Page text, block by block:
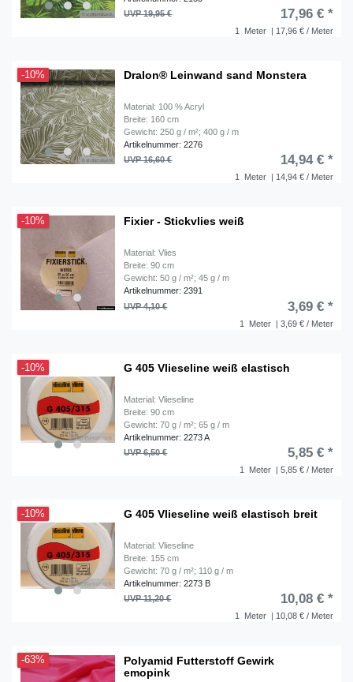
1 Meter | 17,96 € / Meter
UVP 19,95 € 17,96 € *
-10% Dralon® Leinwand sand Monstera
Material: 100 % Acryl
Breite: 160 cm
Gewicht: 250 g / m²; 400 g / m
Artikelnummer: 2276
1 Meter | 14,94 € / Meter
UVP 16,60 € 14,94 € *
-10% Fixier - Stickvlies weiß
Material: Vlies
Breite: 90 cm
Gewicht: 50 g / m²; 45 g / m
Artikelnummer: 2391
1 Meter | 3,69 € / Meter
UVP 4,10 € 3,69 € *
-10% G 405 Vlieseline weiß elastisch
Material: Vlieseline
Breite: 90 cm
Gewicht: 70 g / m²; 65 g / m
Artikelnummer: 2273 A
1 Meter | 5,85 € / Meter
UVP 6,50 € 5,85 € *
-10% G 405 Vlieseline weiß elastisch breit
Material: Vlieseline
Breite: 155 cm
Gewicht: 70 g / m²; 110 g / m
Artikelnummer: 2273 B
1 Meter | 10,08 € / Meter
UVP 11,20 € 10,08 € *
-63%
Polyamid Futterstoff Gewirk
emopink